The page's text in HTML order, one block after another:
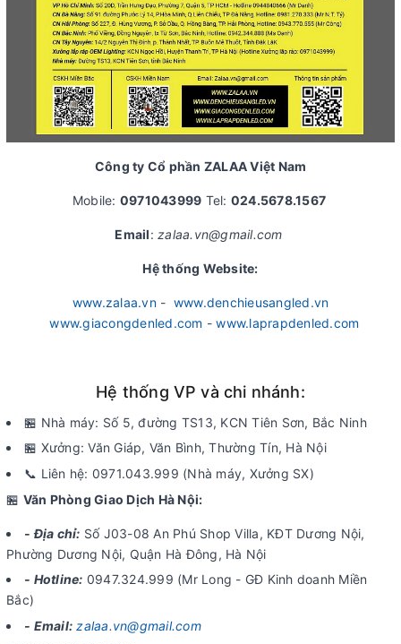
Công ty Cổ phần ZALAA Việt Nam
Mobile: 0971043999 Tel: 024.5678.1567
Email: zalaa.vn@gmail.com
Hệ thống Website:
www.zalaa.vn- www.denchieusangled.vn
www.giacongdenled.com -www.laprapdenled.com
Hệ thống VP và chi nhánh:
🏪 Nhà máy: Số 5, đường TS13, KCN Tiên Sơn, Bắc Ninh
🏪 Xưởng: Văn Giáp, Văn Bình, Thường Tín, Hà Nội
📞 Liên hệ: 0971.043.999 (Nhà máy, Xưởng SX)
🏪 Văn Phòng Giao Dịch Hà Nội:
- Địa chỉ: Số J03-08 An Phú Shop Villa, KĐT Dương Nội,
Phường Dương Nội, Quận Hà Đông, Hà Nội
- Hotline: 0947.324.999 (Mr Long - GĐ Kinh doanh Miền
Bắc)
- Email: zalaa.vn@gmail.com